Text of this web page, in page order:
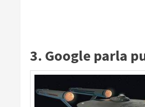
3. Google parla